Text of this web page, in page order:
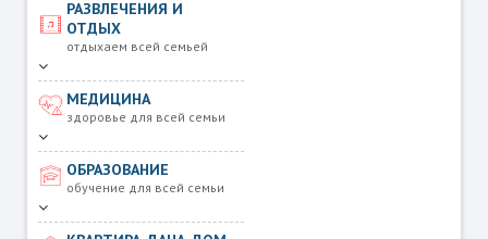
РАЗВЛЕЧЕНИЯ И
ОТДЫХ
отдыхаем всей семьей
МЕДИЦИНА
здоровье для всей семьи
ОБРАЗОВАНИЕ
обучение для всей семьи